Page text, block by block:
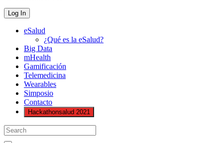
eSalud
¿Qué es la eSalud?
Big Data
mHealth
Gamificación
Telemedicina
Wearables
Simposio
Contacto
Hackathonsalud 2021